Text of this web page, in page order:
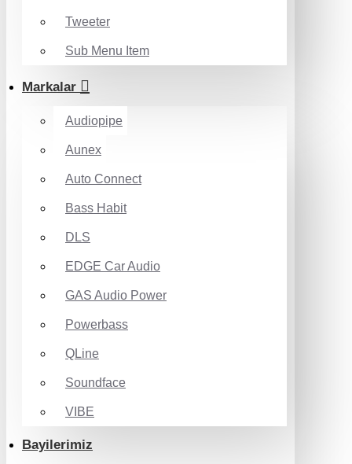
Tweeter
Sub Menu Item
Markalar
Audiopipe
Aunex
Auto Connect
Bass Habit
DLS
EDGE Car Audio
GAS Audio Power
Powerbass
QLine
Soundface
VIBE
Bayilerimiz